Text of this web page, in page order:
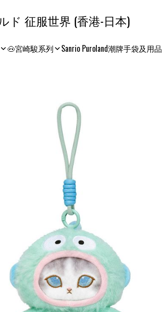
コンクエスト ワールド 征服世界 (香港-日本)
🐽宮崎駿系列 Sanrio Puroland潮牌手袋及用品